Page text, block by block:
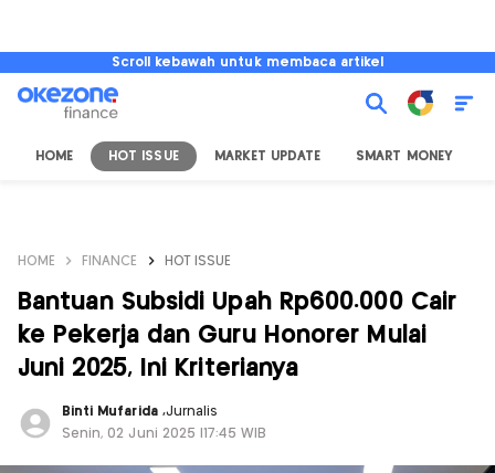
Scroll kebawah untuk membaca artikel
HOME HOT ISSUE MARKET UPDATE SMART MONEY
HOME FINANCE HOT ISSUE
Bantuan Subsidi Upah Rp600.000 Cair
ke Pekerja dan Guru Honorer Mulai
Juni 2025, Ini Kriterianya
Binti Mufarida ,Jurnalis
Senin, 02 Juni 2025 |17:45 WIB